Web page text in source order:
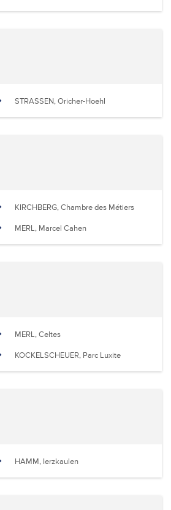
STRASSEN, Oricher-Hoehl
KIRCHBERG, Chambre des Métiers
MERL, Marcel Cahen
MERL, Celtes
KOCKELSCHEUER, Parc Luxite
HAMM, Ierzkaulen